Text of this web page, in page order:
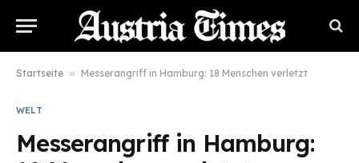
Startseite » Messerangriff in Hamburg: 18 Menschen verletzt
WELT
Messerangriff in Hamburg: